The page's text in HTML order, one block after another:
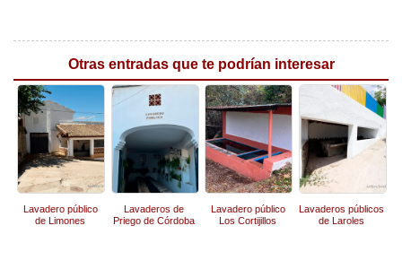
Otras entradas que te podrían interesar
Lavadero público
de Limones
Lavaderos de
Priego de Córdoba
Lavadero público
Los Cortijillos
Lavaderos públicos
de Laroles